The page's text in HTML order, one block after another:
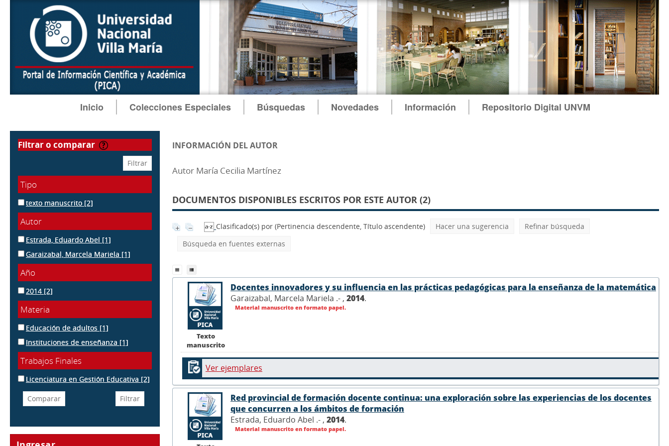
Inicio Colecciones Especiales Búsquedas Novedades Información Repositorio Digital UNVM
filtrar o comparar
Tipo
texto manuscrito [2]
Autor
Estrada, Eduardo Abel [1]
Garaizabal, Marcela Mariela [1]
Año
2014 [2]
Materia
Educación de adultos [1]
Instituciones de enseñanza [1]
Trabajos Finales
Licenciatura en Gestión Educativa [2]
INFORMACIÓN DEL AUTOR
Autor María Cecilia Martínez
DOCUMENTOS DISPONIBLES ESCRITOS POR ESTE AUTOR (2)
Clasificado(s) por (Pertinencia descendente, Título ascendente) Hacer una sugerencia
Refinar búsqueda
Búsqueda en fuentes externas
Texto
manuscrito
Docentes innovadores y su influencia en las prácticas pedagógicas para la enseñanza de la matemática
Garaizabal, Marcela Mariela .- , 2014.
Material manuscrito en formato papel.
Ver ejemplares
Red provincial de formación docente continua: una exploración sobre las experiencias de los docentes
que concurren a los ámbitos de formación
Estrada, Eduardo Abel .- , 2014.
Material manuscrito en formato papel.